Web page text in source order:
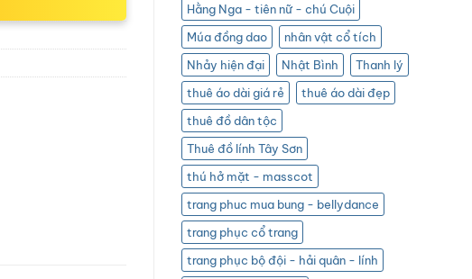
Hằng Nga - tiên nữ - chú Cuội
Múa đồng dao
nhân vật cổ tích
Nhảy hiện đại
Nhật Bình
Thanh lý
thuê áo dài giá rẻ
thuê áo dài đẹp
thuê đồ dân tộc
Thuê đồ lính Tây Sơn
thú hở mặt - masscot
trang phuc mua bung - bellydance
trang phục cổ trang
trang phục bộ đội - hải quân - lính